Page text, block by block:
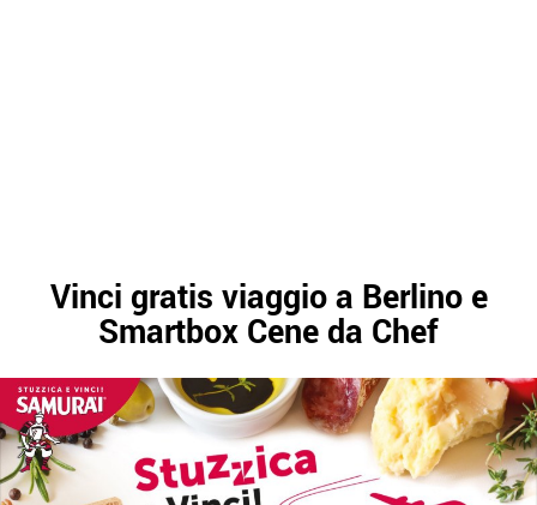
Vinci gratis viaggio a Berlino e
Smartbox Cene da Chef